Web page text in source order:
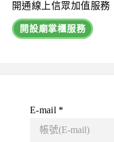
開通線上信眾加值服
開設廟掌櫃服務
E-mail *